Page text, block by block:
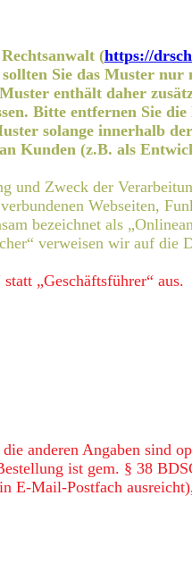
(https://
Sie das Muster
enthält daher
Bitte entfernen Sie
solange innerhalb
Kunden (z.B. als
Zweck der
Webseiten,
bezeichnet als
verweisen wir auf die
„Geschäftsführer“ aus.
anderen Angaben sind
ist gem. § 38
E-Mail-Postfach